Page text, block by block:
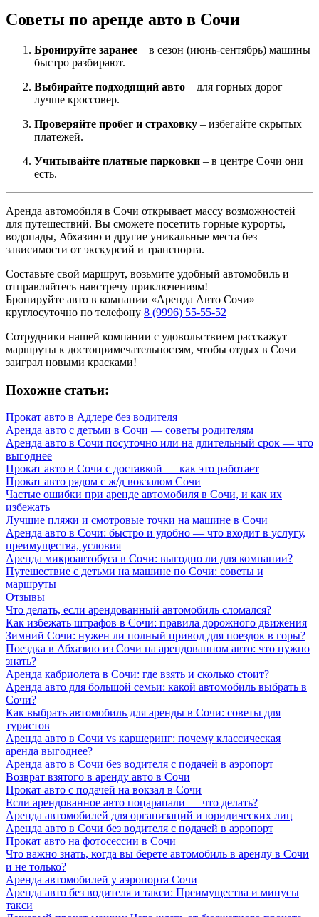
Советы по аренде авто в Сочи
Бронируйте заранее – в сезон (июнь-сентябрь) машины
быстро разбирают.
Выбирайте подходящий авто – для горных дорог
лучше кроссовер.
Проверяйте пробег и страховку – избегайте скрытых
платежей.
Учитывайте платные парковки – в центре Сочи они
есть.
Аренда автомобиля в Сочи открывает массу возможностей
для путешествий. Вы сможете посетить горные курорты,
водопады, Абхазию и другие уникальные места без
зависимости от экскурсий и транспорта.
Составьте свой маршрут, возьмите удобный автомобиль и
отправляйтесь навстречу приключениям!
Бронируйте авто в компании «Аренда Авто Сочи»
круглосуточно по телефону 8 (9996) 55-55-52
Сотрудники нашей компании с удовольствием расскажут
маршруты к достопримечательностям, чтобы отдых в Сочи
заиграл новыми красками!
Похожие статьи:
Прокат авто в Адлере без водителя
Аренда авто с детьми в Сочи — советы родителям
Аренда авто в Сочи посуточно или на длительный срок — что
выгоднее
Прокат авто в Сочи с доставкой — как это работает
Прокат авто рядом с ж/д вокзалом Сочи
Частые ошибки при аренде автомобиля в Сочи, и как их
избежать
Лучшие пляжи и смотровые точки на машине в Сочи
Аренда авто в Сочи: быстро и удобно — что входит в услугу,
преимущества, условия
Аренда микроавтобуса в Сочи: выгодно ли для компании?
Путешествие с детьми на машине по Сочи: советы и
маршруты
Отзывы
Что делать, если арендованный автомобиль сломался?
Как избежать штрафов в Сочи: правила дорожного движения
Зимний Сочи: нужен ли полный привод для поездок в горы?
Поездка в Абхазию из Сочи на арендованном авто: что нужно
знать?
Аренда кабриолета в Сочи: где взять и сколько стоит?
Аренда авто для большой семьи: какой автомобиль выбрать в
Сочи?
Как выбрать автомобиль для аренды в Сочи: советы для
туристов
Аренда авто в Сочи vs каршеринг: почему классическая
аренда выгоднее?
Аренда авто в Сочи без водителя с подачей в аэропорт
Возврат взятого в аренду авто в Сочи
Прокат авто с подачей на вокзал в Сочи
Если арендованное авто поцарапали — что делать?
Аренда автомобилей для организаций и юридических лиц
Аренда авто в Сочи без водителя с подачей в аэропорт
Прокат авто на фотосессии в Сочи
Что важно знать, когда вы берете автомобиль в аренду в Сочи
и не только?
Аренда автомобилей у аэропорта Сочи
Аренда авто без водителя и такси: Преимущества и минусы
такси